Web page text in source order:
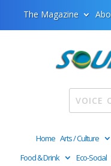
The Magazine
Home Arts / Culture
Food & Drink
Eco-Social